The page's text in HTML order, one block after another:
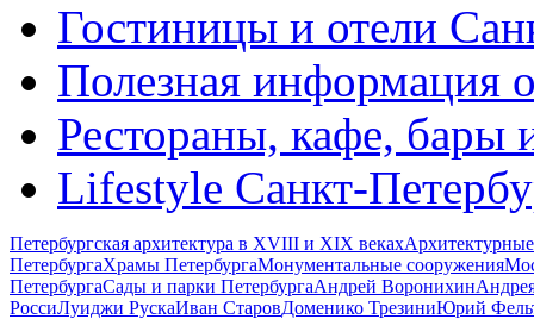
Гостиницы и отели
Полезная информация
Рестораны, кафе, бары
Lifestyle Санкт-
Петербургская архитектура в XVIII и XIX веках
ПетербургаХрамы ПетербургаМонументальные сооружения
ПетербургаСады и парки ПетербургаАндрей Воронихин
РоссиЛуиджи РускаИван СтаровДоменико ТрезиниЮрий